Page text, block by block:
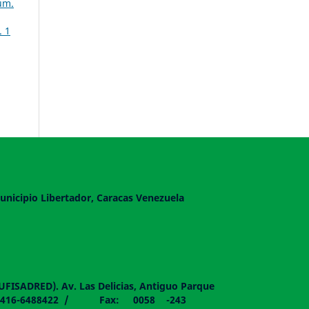
1
Libertador, Caracas Venezuela
Av. Las Delicias, Antiguo Parque
- 0416-6488422 / Fax: 0058 -243